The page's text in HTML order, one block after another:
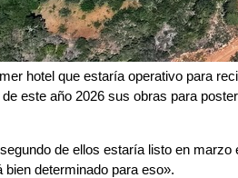
hotel que estaría operativo para
este año 2026 sus obras para
de ellos estaría listo en marzo
determinado para eso».